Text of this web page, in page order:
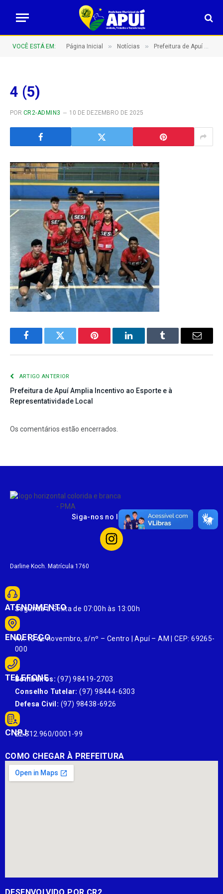
VOCÊ ESTÁ EM: Página Inicial » Notícias » Prefeitura de Apuí Amplia Incentivo ao Esporte e à Representatividade Local
4 (5)
POR CR2-ADMIN3 10 DE DEZEMBRO DE 2025
FacebookTwitter Pinterest LinkedInTumblr
E-
ARTIGO ANTERIOR
Prefeitura de Apuí Amplia Incentivo ao Esporte e à
Representatividade Local
Os comentários estão encerrados.
Siga-nos no Instagram
Darline Koch. Matrícula 1760
ATENDIMENTO
Segunda à Sexta de 07:00h às 13:00h
ENDEREÇO
Av. 13 de novembro, s/nº – Centro | Apuí – AM | CEP: 69265-
000
TELEFONE
Bombeiros: (97) 98419-2703
Conselho Tutelar: (97) 98444-6303
Defesa Civil: (97) 98438-6926
CNPJ:
22.812.960/0001-99
COMO CHEGAR À PREFEITURA